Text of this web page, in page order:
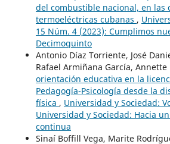
del combustible nacional, en las
termoeléctricas cubanas ,
15 Núm. 4 (2023): Cumplimos
Decimoquinto
Antonio Díaz Torriente, José
Rafael Armiñana García, Annette
orientación educativa en la
Pedagogía-Psicología desde la
física , Universidad y Sociedad:
Universidad y Sociedad: Hacia
continua
Sinaí Boffill Vega, Marite